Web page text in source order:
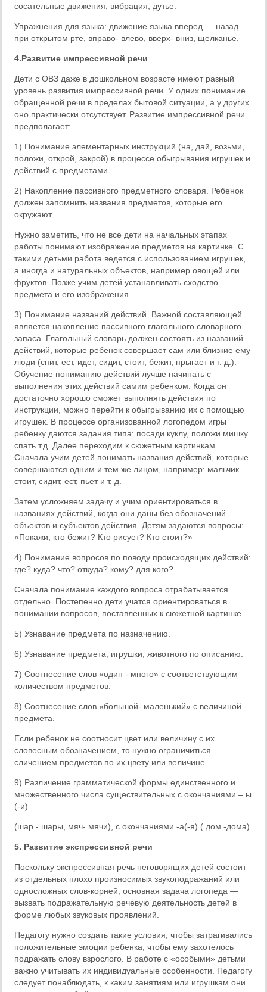
сосательные движения, вибрация, дутье.
Упражнения для языка: движение языка вперед — назад
при открытом рте, вправо- влево, вверх- вниз, щелканье.
4.Развитие импрессивной речи
Дети с ОВЗ даже в дошкольном возрасте имеют разный
уровень развития импрессивной речи .У одних понимание
обращенной речи в пределах бытовой ситуации, а у других
оно практически отсутствует. Развитие импрессивной речи
предполагает:
1) Понимание элементарных инструкций (на, дай, возьми,
положи, открой, закрой) в процессе обыгрывания игрушек и
действий с предметами..
2) Накопление пассивного предметного словаря. Ребенок
должен запомнить названия предметов, которые его
окружают.
Нужно заметить, что не все дети на начальных этапах
работы понимают изображение предметов на картинке. С
такими детьми работа ведется с использованием игрушек,
а иногда и натуральных объектов, например овощей или
фруктов. Позже учим детей устанавливать сходство
предмета и его изображения.
3) Понимание названий действий. Важной составляющей
является накопление пассивного глагольного словарного
запаса. Глагольный словарь должен состоять из названий
действий, которые ребенок совершает сам или близкие ему
люди (спит, ест, идет, сидит, стоит, бежит, прыгает и т. д.).
Обучение пониманию действий лучше начинать с
выполнения этих действий самим ребенком. Когда он
достаточно хорошо сможет выполнять действия по
инструкции, можно перейти к обыгрыванию их с помощью
игрушек. В процессе организованной логопедом игры
ребенку даются задания типа: посади куклу, положи мишку
спать т.д. Далее переходим к сюжетным картинкам.
Сначала учим детей понимать названия действий, которые
совершаются одним и тем же лицом, например: мальчик
стоит, сидит, ест, пьет и т. д.
Затем усложняем задачу и учим ориентироваться в
названиях действий, когда они даны без обозначений
объектов и субъектов действия. Детям задаются вопросы:
«Покажи, кто бежит? Кто рисует? Кто стоит?»
4) Понимание вопросов по поводу происходящих действий:
где? куда? что? откуда? кому? для кого?
Сначала понимание каждого вопроса отрабатывается
отдельно. Постепенно дети учатся ориентироваться в
понимании вопросов, поставленных к сюжетной картинке.
5) Узнавание предмета по назначению.
6) Узнавание предмета, игрушки, животного по описанию.
7) Соотнесение слов «один - много» с соответствующим
количеством предметов.
8) Соотнесение слов «большой- маленький» с величиной
предмета.
Если ребенок не соотносит цвет или величину с их
словесным обозначением, то нужно ограничиться
сличением предметов по их цвету или величине.
9) Различение грамматической формы единственного и
множественного числа существительных с окончаниями – ы
(-и)
(шар - шары, мяч- мячи), с окончаниями -а(-я) ( дом -дома).
5. Развитие экспрессивной речи
Поскольку экспрессивная речь неговорящих детей состоит
из отдельных плохо произносимых звукоподражаний или
односложных слов-корней, основная задача логопеда —
вызвать подражательную речевую деятельность детей в
форме любых звуковых проявлений.
Педагогу нужно создать такие условия, чтобы затрагивались
положительные эмоции ребенка, чтобы ему захотелось
подражать слову взрослого. В работе с «особыми» детьми
важно учитывать их индивидуальные особенности. Педагогу
следует понаблюдать, к каким занятиям или игрушкам они